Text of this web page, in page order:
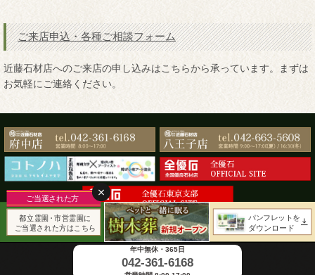
ご来店申込・各種ご相談フォーム
近藤石材店へのご来店の申し込みはこちらから承っています。まずは
お気軽にご連絡ください。
copyright © 有限会社近藤石材店 All Rights Reserved.
年中無休・365日
042-361-6168